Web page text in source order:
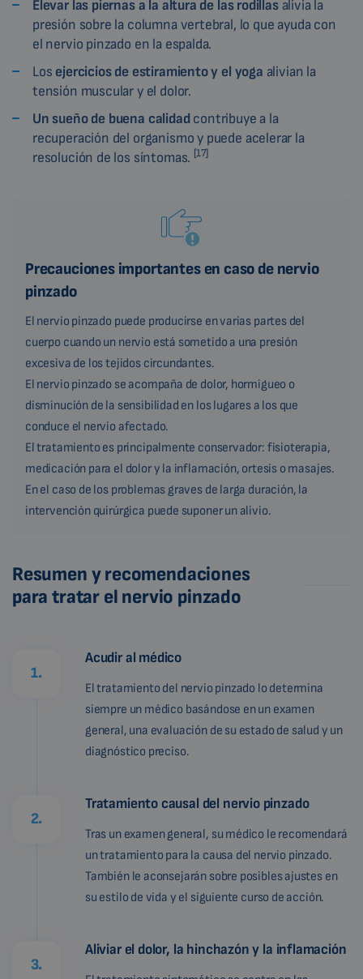
Elevar las piernas a la altura de las rodillasalivia la
presión sobre la columna vertebral, lo que ayuda con
el nervio pinzado en la espalda.
Los ejercicios de estiramiento y el yoga alivian la
tensión muscular y el dolor.
Un sueño de buena calidadcontribuye a la
recuperación del organismo y puede acelerar la
resolución de los síntomas. [17]
Precauciones importantes en caso de nervio
pinzado
El nervio pinzado puede producirse en varias partes del
cuerpo cuando un nervio está sometido a una presión
excesiva de los tejidos circundantes.
El nervio pinzado se acompaña de dolor, hormigueo o
disminución de la sensibilidad en los lugares a los que
conduce el nervio afectado.
El tratamiento es principalmente conservador: fisioterapia,
medicación para el dolor y la inflamación, ortesis o masajes.
En el caso de los problemas graves de larga duración, la
intervención quirúrgica puede suponer un alivio.
Resumen y recomendaciones
para tratar el nervio pinzado
1.
Acudir al médico
El tratamiento del nervio pinzado lo determina
siempre un médico basándose en un examen
general, una evaluación de su estado de salud y un
diagnóstico preciso.
2.
Tratamiento causal del nervio pinzado
Tras un examen general, su médico le recomendará
un tratamiento para la causa del nervio pinzado.
También le aconsejarán sobre posibles ajustes en
su estilo de vida y el siguiente curso de acción.
3.
Aliviar el dolor, la hinchazón y la inflamación